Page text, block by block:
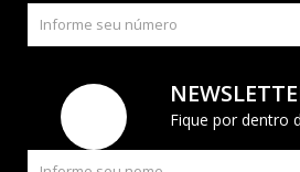
Fique por dentro